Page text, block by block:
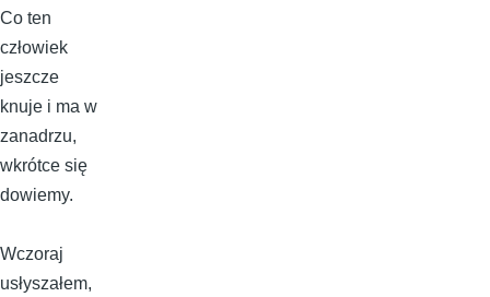
Co ten
człowiek
jeszcze
knuje i ma w
zanadrzu,
wkrótce się
dowiemy.
Wczoraj
usłyszałem,